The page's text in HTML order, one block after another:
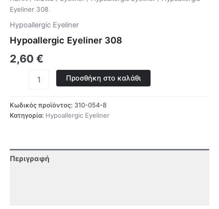
Eyeliner 308
Hypoallergic Eyeliner
Hypoallergic Eyeliner 308
2,60 €
Προσθήκη στο καλάθι
Κωδικός προϊόντος: 310-054-8
Κατηγορία: Hypoallergic Eyeliner
Περιγραφή